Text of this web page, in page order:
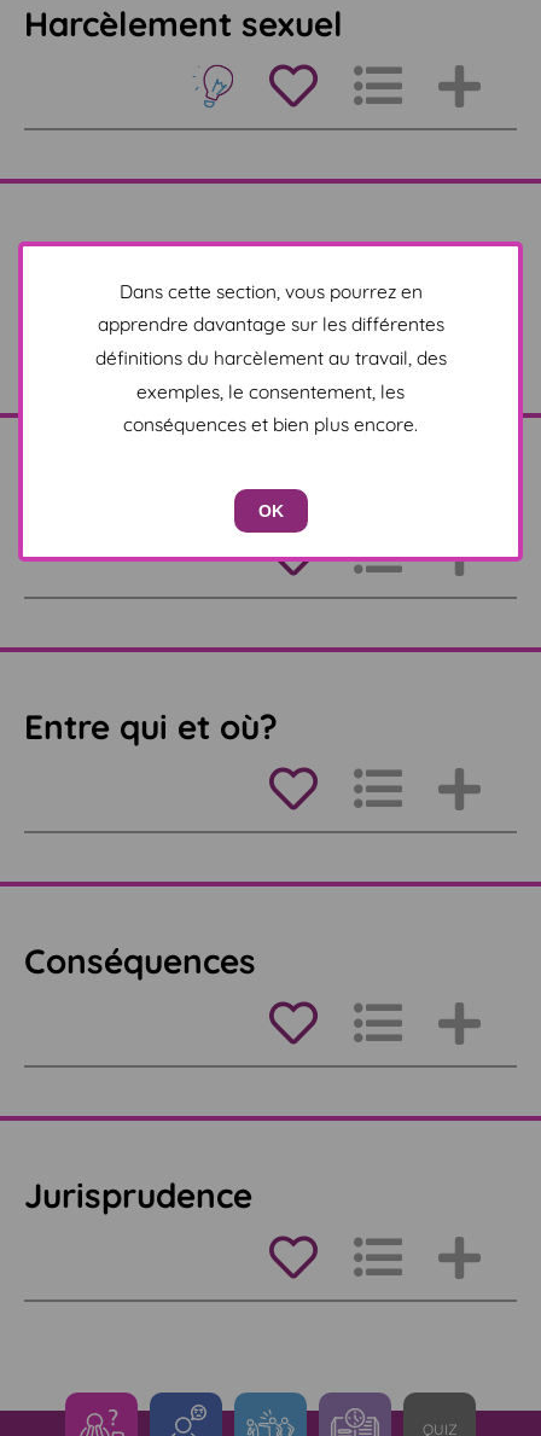
Harcèlement sexuel
Harcèlement psychologique
Harcèlement discriminatoire
Entre qui et où?
Conséquences
Jurisprudence
QUIZ
Dans cette section, vous pourrez en
apprendre davantage sur les différentes
définitions du harcèlement au travail, des
exemples, le consentement, les
conséquences et bien plus encore.
OK